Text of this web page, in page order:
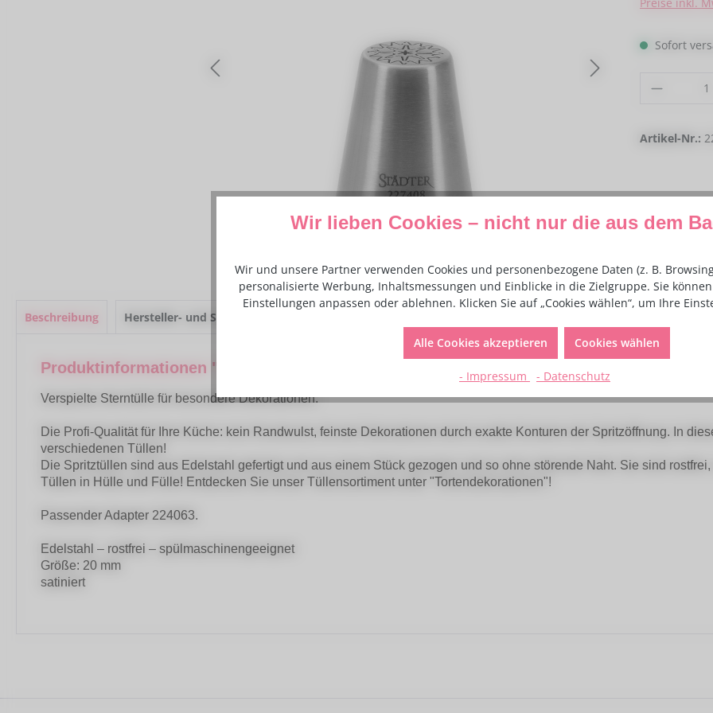
Sofort
Artikel-Nr.:
Beschreibung Hersteller- und Sicherheitsinformationen
Produktinformationen "Städter Fine Line Sternenzauber Tülle 20mm"
Verspielte Sterntülle für besondere Dekorationen.
Die Profi-Qualität für Ihre Küche: kein Randwulst, feinste Dekorationen durch exakte Konturen der Spritzöffnung. In
verschiedenen Tüllen!
Die Spritztüllen sind aus Edelstahl gefertigt und aus einem Stück gezogen und so ohne störende Naht. Sie sind
Tüllen in Hülle und Fülle! Entdecken Sie unser Tüllensortiment unter "Tortendekorationen"!
Passender Adapter 224063.
Edelstahl – rostfrei – spülmaschinengeeignet
Größe: 20 mm
satiniert
Wir lieben Cookies – nicht nur die aus dem
Wir und unsere Partner verwenden Cookies und personenbezogene Daten (z. B.
personalisierte Werbung, Inhaltsmessungen und Einblicke in die Zielgruppe. Sie
Einstellungen anpassen oder ablehnen. Klicken Sie auf „Cookies wählen“, um Ihre
Alle Cookies akzeptieren Cookies wählen
- Impressum - Datenschutz